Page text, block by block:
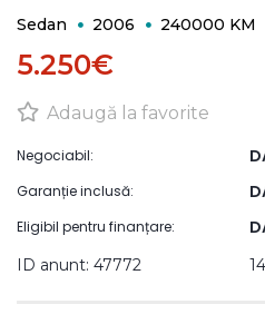
Sedan 2006 240000 KM
5.250€
Adaugă la favorite
Negociabil:
Garanție inclusă:
Eligibil pentru finanțare:
ID anunt: 47772